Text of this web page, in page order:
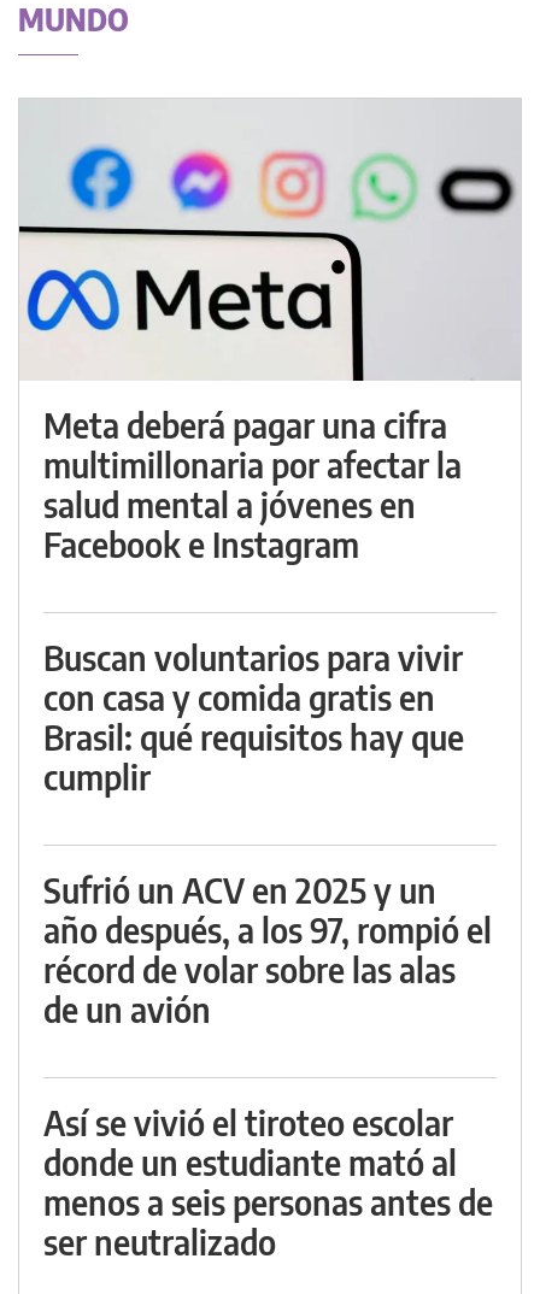
MUNDO
Meta deberá pagar una cifra
multimillonaria por afectar la
salud mental a jóvenes en
Facebook e Instagram
Buscan voluntarios para vivir
con casa y comida gratis en
Brasil: qué requisitos hay que
cumplir
Sufrió un ACV en 2025 y un
año después, a los 97, rompió el
récord de volar sobre las alas
de un avión
Así se vivió el tiroteo escolar
donde un estudiante mató al
menos a seis personas antes de
ser neutralizado